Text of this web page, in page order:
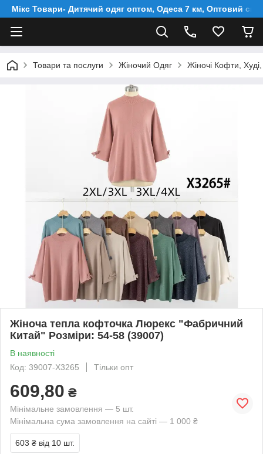
Мікс Товари- Дитячий одяг оптом, Одеса 7 км, Оптовий
Товари та послуги Жіночий Одяг Жіночі Кофти,
Жіноча тепла кофточка Люрекс "Фабричний
Китай" Розміри: 54-58 (39007)
В наявності
Код: 39007-X3265
Тільки опт
609,80 ₴
Мінімальне замовлення — 5 шт.
Мінімальна сума замовлення на сайті — 1 000 ₴
603 ₴ від 10 шт.